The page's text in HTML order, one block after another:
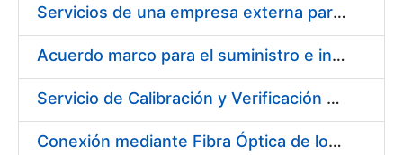
Servicios de una empresa externa para el asesoramiento y resolución de los recursos de alzada que se presentan relacionados con procesos de selección para la FNMT-RCM
Acuerdo marco para el suministro e instalación de persianas, estores y otros complementos
Servicio de Calibración y Verificación Externa de los Equipos de Medición del Servicio de Prevención de la FNMT-RCM
Conexión mediante Fibra Óptica de los Centros de Proceso de Datos (CPDs) de las sedes de la FNMT-RCM de Burgos y Madrid